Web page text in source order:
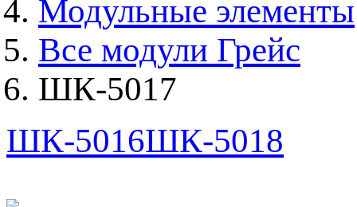
Модульные элементы
Все модули Грейс
ШК-5017
ШК-5016ШК-5018